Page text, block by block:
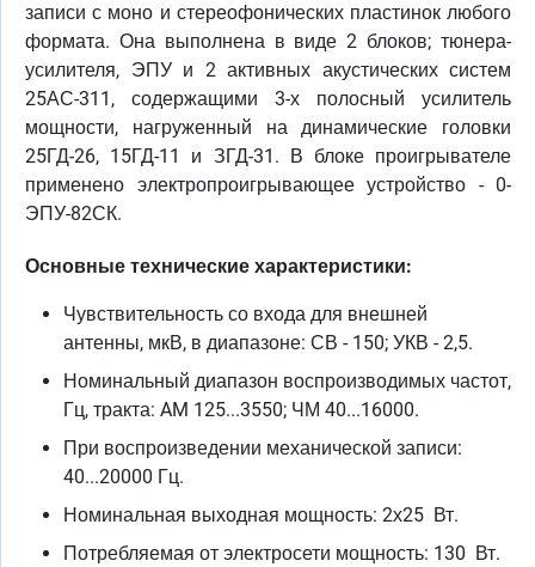
записи с моно и стереофонических пластинок любого
формата. Она выполнена в виде 2 блоков; тюнера-
усилителя, ЭПУ и 2 активных акустических систем
25АС-311, содержащими 3-х полосный усилитель
мощности, нагруженный на динамические головки
25ГД-26, 15ГД-11 и ЗГД-31. В блоке проигрывателе
применено электропроигрывающее устройство - 0-
ЭПУ-82СК.
Основные технические характеристики:
Чувствительность со входа для внешней
антенны, мкВ, в диапазоне: СВ - 150; УКВ - 2,5.
Номинальный диапазон воспроизводимых частот,
Гц, тракта: AM 125...3550; ЧМ 40...16000.
При воспроизведении механической записи:
40...20000 Гц.
Номинальная выходная мощность: 2х25 Вт.
Потребляемая от электросети мощность: 130 Вт.